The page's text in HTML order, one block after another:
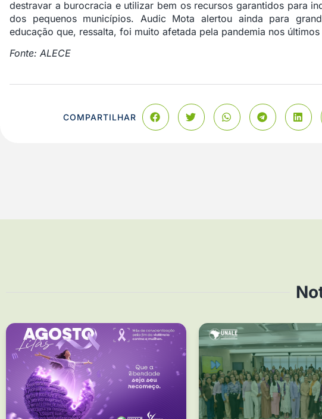
destravar a burocracia e utilizar bem os recursos garantidos para
dos pequenos municípios. Audic Mota alertou ainda para
educação que, ressalta, foi muito afetada pela pandemia nos
Fonte: ALECE
COMPARTILHAR